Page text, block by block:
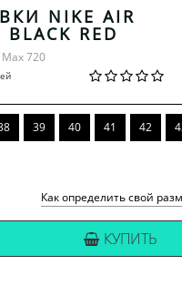
NIKE AIR
RED
720
39 40 41 42
Как определить свой
КУПИТЬ